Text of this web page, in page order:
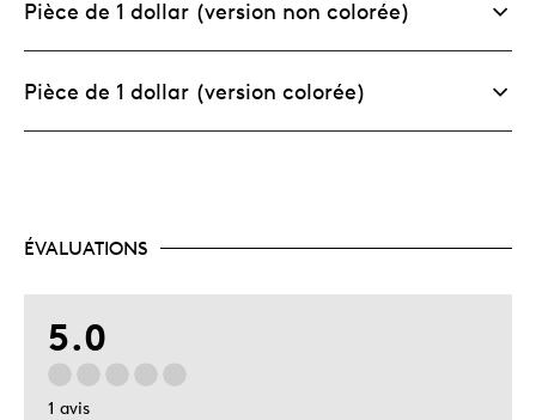
Pièce de 1 dollar (version non colorée)
Pièce de 1 dollar (version colorée)
ÉVALUATIONS
5.0
1 avis